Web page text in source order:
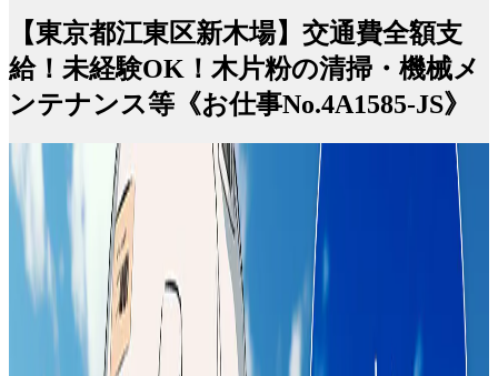
【東京都江東区新木場】交通費全額支
給！未経験OK！木片粉の清掃・機械メ
ンテナンス等《お仕事No.4A1585-JS》